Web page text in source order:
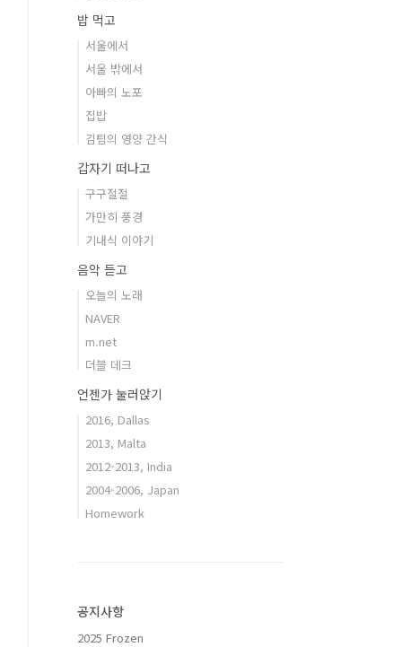
밥 먹고
서울에서
서울 밖에서
아빠의 노포
집밥
김팀의 영양 간식
갑자기 떠나고
구구절절
가만히 풍경
기내식 이야기
음악 듣고
오늘의 노래
NAVER
m.net
더블 데크
언젠가 눌러앉기
2016, Dallas
2013, Malta
2012-2013, India
2004-2006, Japan
Homework
공지사항
2025 Frozen